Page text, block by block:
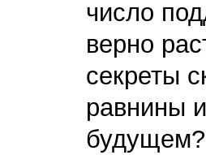
число
верно
секреты
равнины
будущем?